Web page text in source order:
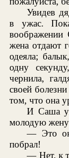
Увидев
в ужас.
воображении
жена отдают
одеяла;
одну
чернила,
своей
том, что она
И Саша
молодую
— Это
побрал!
— Нет, к